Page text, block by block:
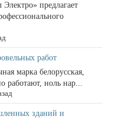
предлагает
работ
марка белорусская,
работают, ноль нар...
зданий и